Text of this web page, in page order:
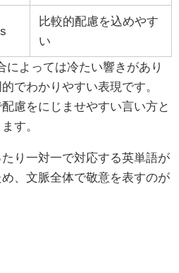
比較的配慮を込めやす
い
によっては冷たい響きがあり
でわかりやすい表現です。
慮をにじませやすい言い方と
す。
り一対一で対応する英単語が
、文脈全体で敬意を表すのが